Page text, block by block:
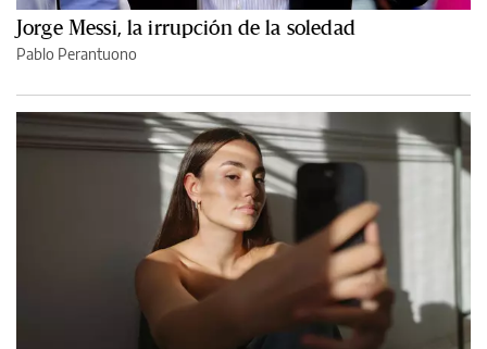
Jorge Messi, la irrupción de la soledad
Pablo Perantuono